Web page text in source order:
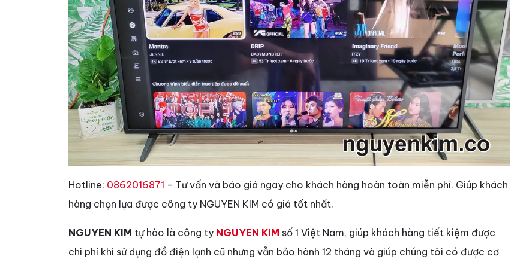
Hotline: 0862016871 - Tư vấn và báo giá ngay cho khách hàng hoàn toàn miễn phí. Giúp khách
hàng chọn lựa được công ty NGUYEN KIM có giá tốt nhất.
NGUYEN KIM tự hào là công ty NGUYEN KIM số 1 Việt Nam, giúp khách hàng tiết kiệm được
chi phí khi sử dụng đồ điện lạnh cũ nhưng vẫn bảo hành 12 tháng và giúp chúng tôi có được cơ